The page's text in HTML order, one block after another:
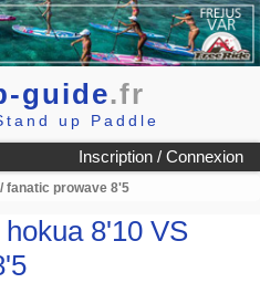
guide.fr
up Paddle
Inscription / Connexion
fanatic prowave 8'5
8'10 VS